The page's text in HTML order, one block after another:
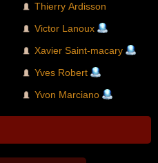
Thierry Ardisson
Victor Lanoux
Xavier Saint-macary
Yves Robert
Yvon Marciano